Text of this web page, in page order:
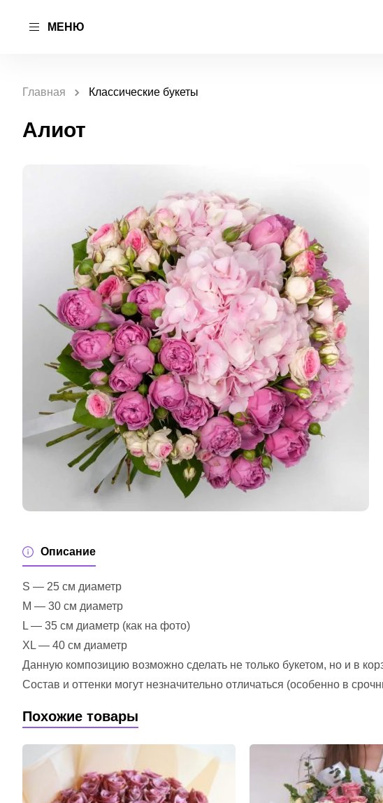
МЕНЮ
Главная Классические букеты
Алиот
Описание
S — 25 см диаметр
M — 30 см диаметр
L — 35 см диаметр (как на фото)
XL — 40 см диаметр
Данную композицию возможно сделать не только букетом, но и в
Состав и оттенки могут незначительно отличаться (особенно в
Похожие товары